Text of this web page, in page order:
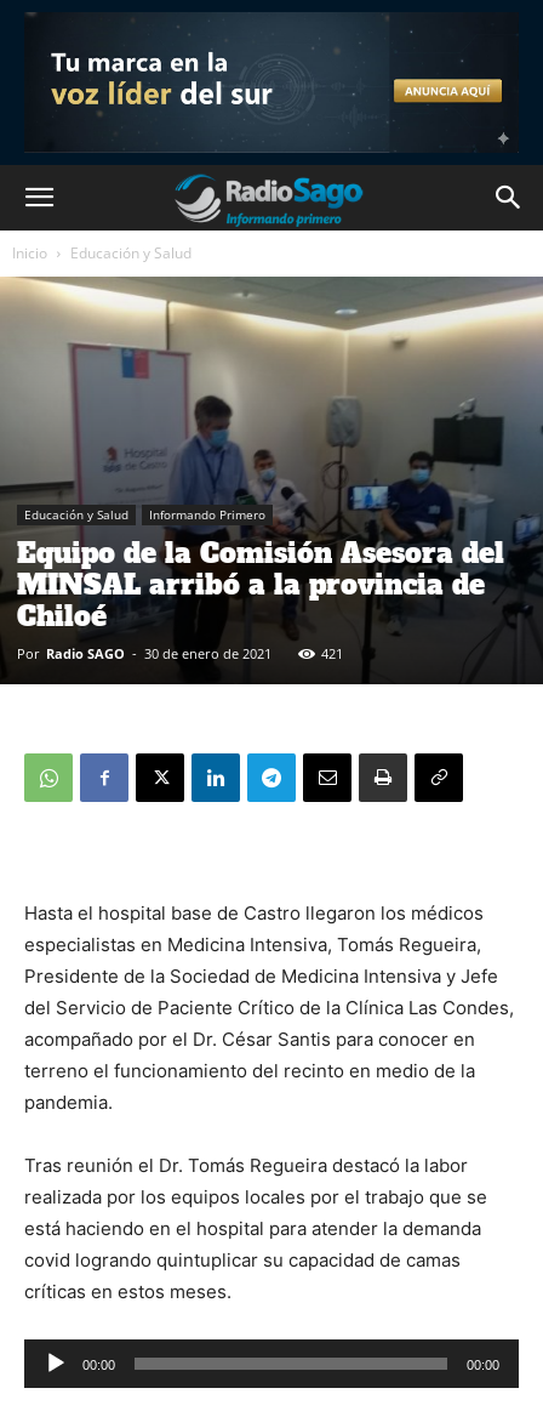
Inicio Educación y Salud
Educación y Salud Informando Primero
Equipo de la Comisión Asesora del
MINSAL arribó a la provincia de
Chiloé
Por Radio SAGO - 30 de enero de 2021 421
Hasta el hospital base de Castro llegaron los médicos
especialistas en Medicina Intensiva, Tomás Regueira,
Presidente de la Sociedad de Medicina Intensiva y Jefe
del Servicio de Paciente Crítico de la Clínica Las Condes,
acompañado por el Dr. César Santis para conocer en
terreno el funcionamiento del recinto en medio de la
pandemia.
Tras reunión el Dr. Tomás Regueira destacó la labor
realizada por los equipos locales por el trabajo que se
está haciendo en el hospital para atender la demanda
covid logrando quintuplicar su capacidad de camas
críticas en estos meses.
Reproductor
de
00:00 00:00